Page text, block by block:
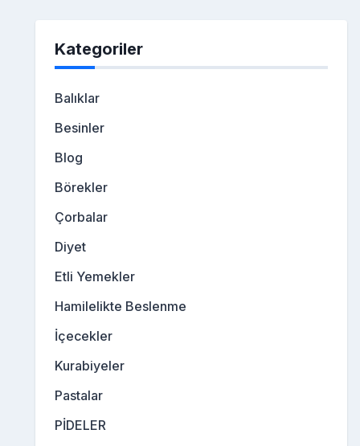
Kategoriler
Balıklar
Besinler
Blog
Börekler
Çorbalar
Diyet
Etli Yemekler
Hamilelikte Beslenme
İçecekler
Kurabiyeler
Pastalar
PİDELER